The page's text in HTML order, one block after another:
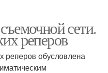
сети.
реперов
реперов обусловлена